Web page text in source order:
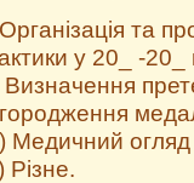
та
у 20_ -20_
Визначення
Медичний огляд
Різне.